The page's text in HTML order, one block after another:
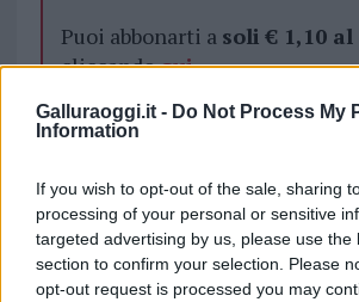
Galluraoggi.it - Do Not Process My
Information
If you wish to opt-out of the sale, sharing
processing of your personal or sensitive
targeted advertising by us, please use the
section to confirm your selection. Please
opt-out request is processed you may
Puoi abbonarti a soli € 1,10 al
cliccandoqui
Sei già abbonato?
Puoi effettuare l'accesso
sezione Logindal menù del
cliccandoqui